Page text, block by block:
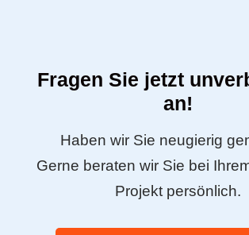
Fragen Sie jetzt
an!
Haben wir Sie neugierig
Gerne beraten wir Sie bei
Projekt persönlich.